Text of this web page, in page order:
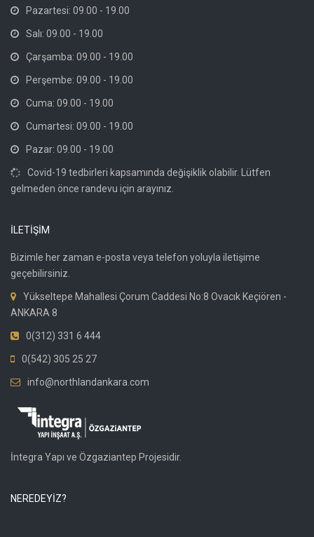
Pazartesi: 09.00 - 19.00
Salı: 09.00 - 19.00
Çarşamba: 09.00 - 19.00
Perşembe: 09.00 - 19.00
Cuma: 09.00 - 19.00
Cumartesi: 09.00 - 19.00
Pazar: 09.00 - 19.00
Covid-19 tedbirleri kapsamında değişiklik olabilir. Lütfen
gelmeden önce randevu için arayınız.
İLETİŞİM
Bizimle her zaman e-posta veya telefon yoluyla iletişime
geçebilirsiniz.
Yükseltepe Mahallesi Çorum Caddesi No:8 Ovacık Keçiören -
ANKARA 8
0(312) 331 6 444
0(542) 305 25 27
info@northlandankara.com
İntegra Yapı ve Özgaziantep Projesidir.
NEREDEYİZ?